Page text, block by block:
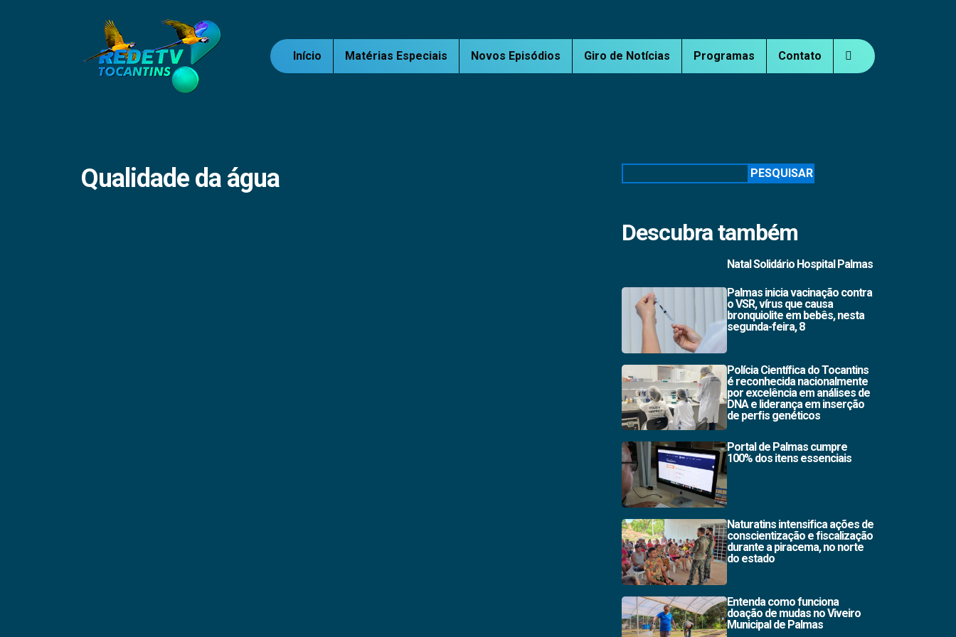
Início Matérias Especiais Novos Episódios Giro de Notícias Programas Contato
Qualidade da água PESQUISAR
Descubra também
Natal Solidário Hospital Palmas
Palmas inicia vacinação contra
o VSR, vírus que causa
bronquiolite em bebês, nesta
segunda-feira, 8
Polícia Científica do Tocantins
é reconhecida nacionalmente
por excelência em análises de
DNA e liderança em inserção
de perfis genéticos
Portal de Palmas cumpre
100% dos itens essenciais
Naturatins intensifica ações de
conscientização e fiscalização
durante a piracema, no norte
do estado
Entenda como funciona
doação de mudas no Viveiro
Municipal de Palmas